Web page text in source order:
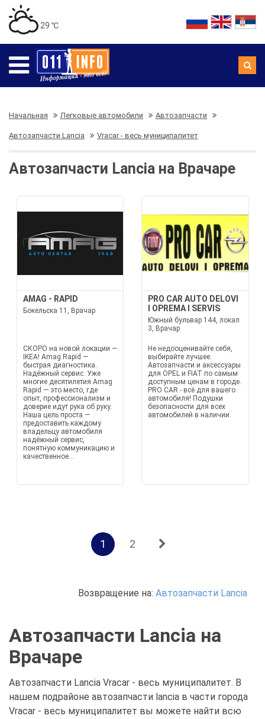
29 ℃
Начальная Легковые автомобили Автозапчасти
Автозапчасти Lancia Vracar - весь муниципалитет
Автозапчасти Lancia на Врачаре
AMAG - RAPID
Бокельска 11, Врачар
СКОРО на новой локации —
IKEA! Amag Rapid —
быстрая диагностика.
Надёжный сервис. Уже
многие десятилетия Amag
Rapid — это место, где
опыт, профессионализм и
доверие идут рука об руку.
Наша цель проста —
предоставить каждому
владельцу автомобиля
надёжный сервис,
понятную коммуникацию и
качественное...
PRO CAR AUTO DELOVI
I OPREMA I SERVIS
Южный бульвар 144, локал
3, Врачар
Не недооценивайте себя,
выбирайте лучшее.
Автозапчасти и аксессуары
для OPEL и FIAT по самым
доступным ценам в городе.
PRO CAR - всё для вашего
автомобиля! Подушки
безопасности для всех
автомобилей в наличии.
1 2
Возвращение на: Автозапчасти Lancia
Автозапчасти Lancia на
Врачаре
Автозапчасти Lancia Vracar - весь муниципалитет. В
нашем подрайоне автозапчасти lancia в части города
Vracar - весь муниципалитет вы можете найти всю